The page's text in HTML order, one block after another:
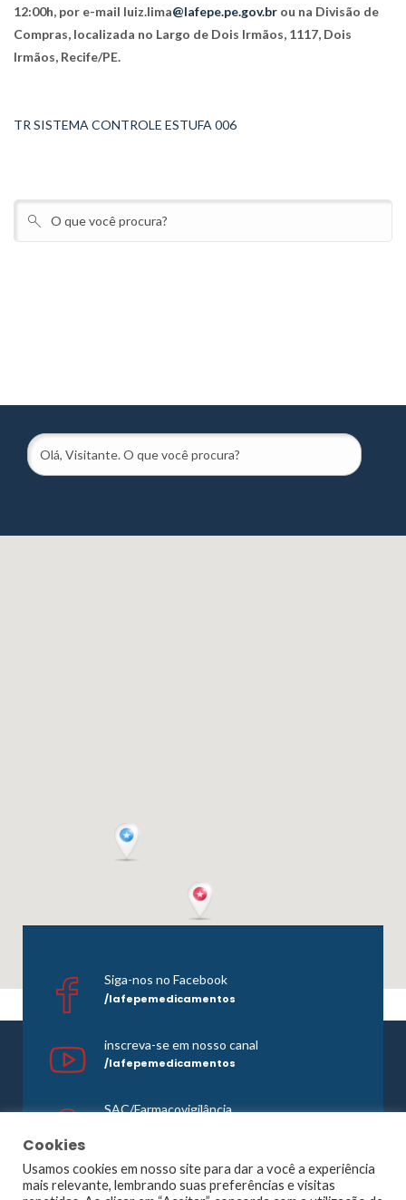
12:00h, por e-mail luiz.lima@lafepe.pe.gov.br ou na Divisão de
Compras, localizada no Largo de Dois Irmãos, 1117, Dois
Irmãos, Recife/PE.
TR SISTEMA CONTROLE ESTUFA 006
Siga-nos no Facebook
/lafepemedicamentos
inscreva-se em nosso canal
/lafepemedicamentos
SAC/Farmacovigilância
Cookies
Usamos cookies em nosso site para dar a você a experiência
mais relevante, lembrando suas preferências e visitas